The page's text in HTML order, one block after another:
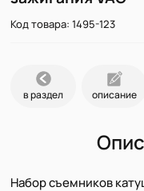
Код товара: 1495-123
в раздел описание
Набор съемников